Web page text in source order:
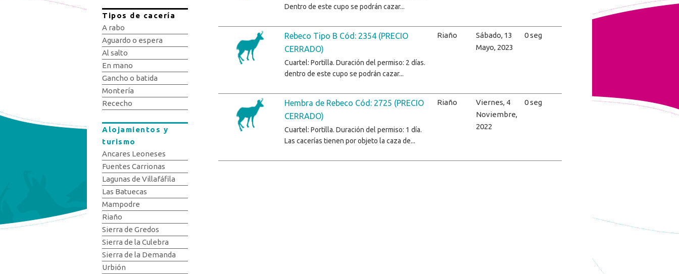
Dentro de este cupo se podrán cazar...
Rebeco Tipo B Cód: 2354 (PRECIO
CERRADO)
Cuartel: Portilla. Duración del permiso: 2 días.
dentro de este cupo se podrán cazar...
Riaño
Sábado, 13
Mayo, 2023
0 seg
Hembra de Rebeco Cód: 2725 (PRECIO
CERRADO)
Cuartel: Portilla. Duración del permiso: 1 día.
Las cacerías tienen por objeto la caza de...
Riaño
Viernes, 4
Noviembre,
2022
0 seg
Tipos de cacería
A rabo
Aguardo o espera
Al salto
En mano
Gancho o batida
Montería
Rececho
Alojamientos y
turismo
Ancares Leoneses
Fuentes Carrionas
Lagunas de Villafáfila
Las Batuecas
Mampodre
Riaño
Sierra de Gredos
Sierra de la Culebra
Sierra de la Demanda
Urbión